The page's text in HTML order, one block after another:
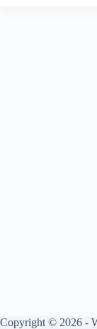
Copyright © 2026 -